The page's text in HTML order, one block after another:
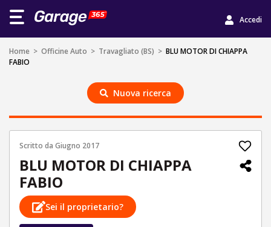
Accedi
Home > Officine Auto > Travagliato (BS) > BLU MOTOR DI CHIAPPA
FABIO
Nuova ricerca
Scritto da Giugno 2017
BLU MOTOR DI CHIAPPA
FABIO
Sei il proprietario?